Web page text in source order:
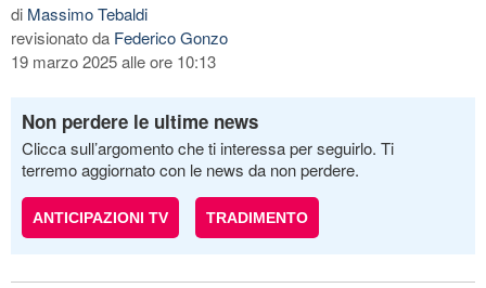
di Massimo Tebaldi
revisionato da Federico Gonzo
19 marzo 2025 alle ore 10:13
Non perdere le ultime news
Clicca sull’argomento che ti interessa per seguirlo. Ti
terremo aggiornato con le news da non perdere.
ANTICIPAZIONI TV TRADIMENTO